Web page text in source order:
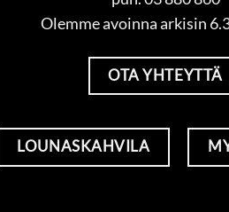
Olemme avoinna arkisin
OTA YHTEYTTÄ
LOUNASKAHVILA